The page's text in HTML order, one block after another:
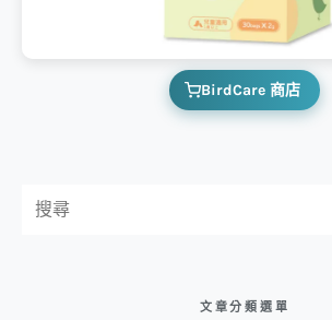
BirdCare 商店
文章分類選單